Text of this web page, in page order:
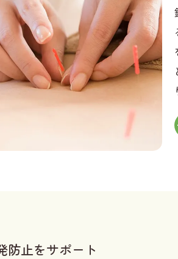
防止をサポート